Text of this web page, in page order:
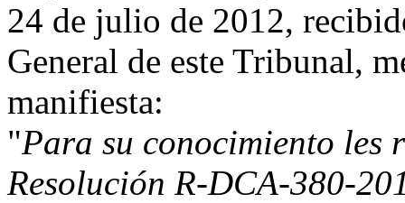
24 de julio de 2012,
General de este Tribunal,
manifiesta:
"Para su conocimiento les
Resolución R-DCA-380-